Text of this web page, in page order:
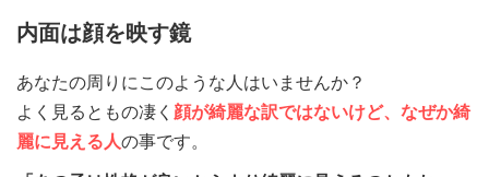
内面は顔を映す鏡
あなたの周りにこのような人はいませんか？
よく見るともの凄く 顔が綺麗な訳ではないけど、なぜか綺
麗に見える人の事です。